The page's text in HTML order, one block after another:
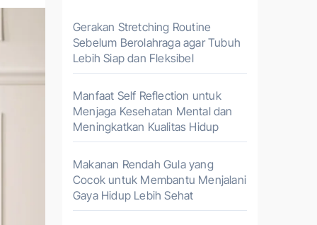
Gerakan Stretching Routine
Sebelum Berolahraga agar Tubuh
Lebih Siap dan Fleksibel
Manfaat Self Reflection untuk
Menjaga Kesehatan Mental dan
Meningkatkan Kualitas Hidup
Makanan Rendah Gula yang
Cocok untuk Membantu Menjalani
Gaya Hidup Lebih Sehat